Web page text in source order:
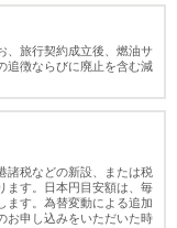
、旅行契約成立後、燃油サ
追徴ならびに廃止を含む減
諸税などの新設、または税
ます。日本円目安額は、毎
ます。為替変動による追加
お申し込みをいただいた時